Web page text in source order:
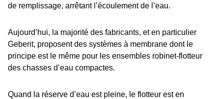
de remplissage, arrêtant l’écoulement de l’eau.
Aujourd’hui, la majorité des fabricants, et en particulier
Geberit, proposent des systèmes à membrane dont le
principe est le même pour les ensembles robinet-flotteur
des chasses d’eau compactes.
Quand la réserve d’eau est pleine, le flotteur est en